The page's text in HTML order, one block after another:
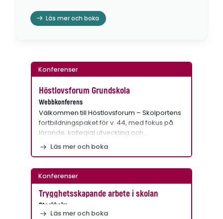
Läs mer och boka
Konferenser
Höstlovsforum Grundskola
Webbkonferens
Välkommen till Höstlovsforum – Skolportens
fortbildningspaket för v. 44, med fokus på
lärande, kollegial utveckling och…
Läs mer och boka
Konferenser
Trygghetsskapande arbete i skolan
Stockholm
Läs mer och boka